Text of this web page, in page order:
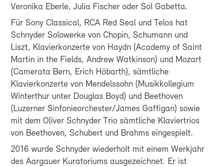
Veronika Eberle, Julia Fischer oder Sol Gabetta.
Für Sony Classical, RCA Red Seal und Telos hat
Schnyder Solowerke von Chopin, Schumann und
Liszt, Klavierkonzerte von Haydn (Academy of Saint
Martin in the Fields, Andrew Watkinson) und Mozart
(Camerata Bern, Erich Höbarth), sämtliche
Klavierkonzerte von Mendelssohn (Musikkollegium
Winterthur unter Douglas Boyd) und Beethoven
(Luzerner Sinfonieorchester/James Gaffigan) sowie
mit dem Oliver Schnyder Trio sämtliche Klaviertrios
von Beethoven, Schubert und Brahms eingespielt.
2016 wurde Schnyder wiederholt mit einem Werkjahr
des Aargauer Kuratoriums ausgezeichnet. Er ist